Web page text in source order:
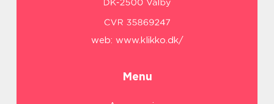
web: www.klikko.dk/
Menu